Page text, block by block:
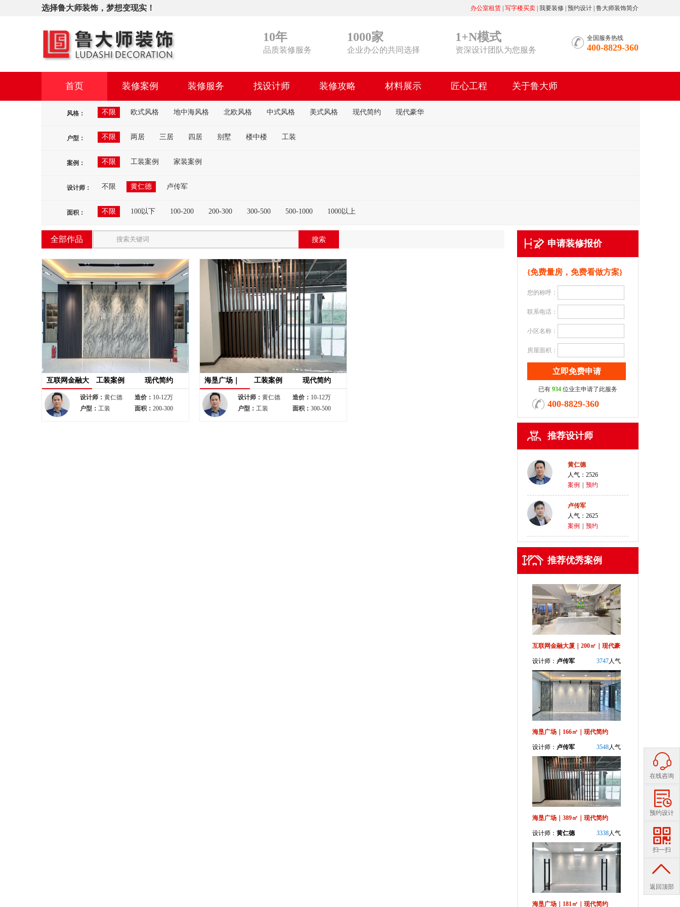
选择鲁大师装饰，梦想变现实！ 办公室租赁 写字楼买卖 我要装修 预约设计 鲁大师装饰简介
全国服务热线
400-8829-360
1+N模式
资深设计团队为您服务
1000家
企业办公的共同选择
10年
品质装修服务
首页 装修案例 装修服务 找设计师 装修攻略 材料展示 匠心工程 关于鲁大师
风格： 不限 欧式风格 地中海风格 北欧风格 中式风格 美式风格 现代简约 现代豪华
户型： 不限 两居 三居 四居 别墅 楼中楼 工装
案例： 不限 工装案例 家装案例
设计师： 不限 黄仁德 卢传军
面积： 不限 100以下 100-200 200-300 300-500 500-1000 1000以上
申请装修报价
{免费量房，免费看做方案}
您的称呼：
联系电话：
小区名称：
房屋面积：
已有 934 位业主申请了此服务
400-8829-360
推荐设计师
黄仁德
人气：2526
案例
预约
卢传军
人气：2625
案例
预约
推荐优秀案例
互联网金融大厦｜200㎡｜现代豪
华 3747人气
设计师： 卢传军
海垦广场｜166㎡｜现代简约
3548人气
设计师： 卢传军
海垦广场｜389㎡｜现代简约
3338人气
设计师： 黄仁德
海垦广场｜181㎡｜现代简约
全部作品
互联网金融大
厦｜ 287㎡｜
现代简约
工装案例 现代简约
设计师： 黄仁德 造价： 10-12万
户型： 工装 面积： 200-300
海垦广场｜
389㎡｜现代
简约
工装案例 现代简约
设计师： 黄仁德 造价： 10-12万
户型： 工装 面积： 300-500
在线咨询
预约设计
扫一扫
返回顶部